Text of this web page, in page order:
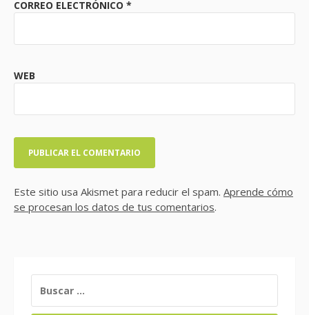
CORREO ELECTRÓNICO *
WEB
Este sitio usa Akismet para reducir el spam. Aprende cómo
se procesan los datos de tus comentarios.